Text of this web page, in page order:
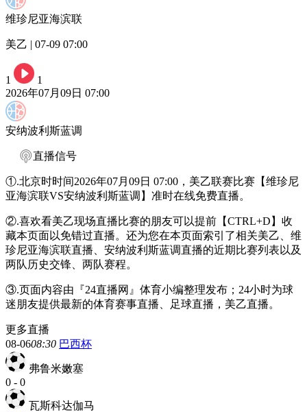
维珍尼亚海滨联
美乙 | 07-09 07:00
1
1
2026年07月09日 07:00
安纳波利斯蓝调
直播信号
①.北京时时间2026年07月09日 07:00，美乙联赛比赛【维珍尼
亚海滨联VS安纳波利斯蓝调】准时在线免费直播。
②.喜欢看美乙现场直播比赛的朋友可以提前【CTRL+D】收
藏本页面以免错过直播。还为您在本页面索引了相关美乙、维
珍尼亚海滨联直播、安纳波利斯蓝调直播的近期比赛列表以及
两队历史交锋、两队赛程。
③.页面内容由『24直播网』体育小编整理发布；24小时为球
迷朋友提供最新的体育赛事直播、足球直播，美乙直播。
更多直播
08-0608:30 巴西杯
弗鲁米嫩塞
0 - 0
瓦斯科达伽马